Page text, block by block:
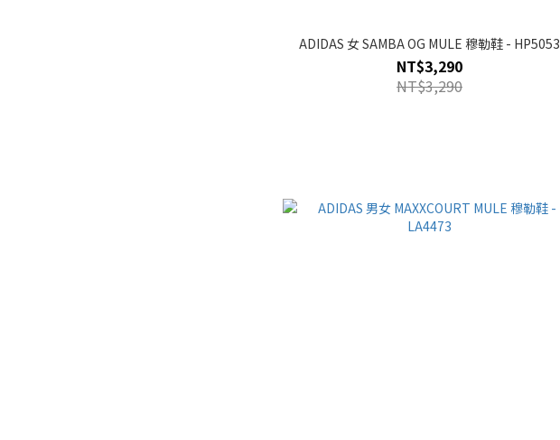
ADIDAS 女 SAMBA OG MULE 穆勒鞋 - HP5053
NT$3,290
NT$3,290